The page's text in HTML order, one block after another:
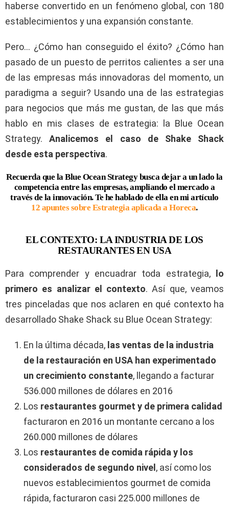
haberse convertido en un fenómeno global, con 180
establecimientos y una expansión constante.
Pero… ¿Cómo han conseguido el éxito? ¿Cómo han
pasado de un puesto de perritos calientes a ser una
de las empresas más innovadoras del momento, un
paradigma a seguir? Usando una de las estrategias
para negocios que más me gustan, de las que más
hablo en mis clases de estrategia: la Blue Ocean
Strategy.Analicemos el caso de Shake Shack
desde esta perspectiva.
Recuerda que la Blue Ocean Strategy busca dejar a un lado la
competencia entre las empresas, ampliando el mercado a
través de la innovación. Te he hablado de ella en mi artículo
12 apuntes sobre Estrategia aplicada a Horeca.
EL CONTEXTO: LA INDUSTRIA DE LOS
RESTAURANTES EN USA
Para comprender y encuadrar toda estrategia,
lo
primero es analizar el contexto. Así que, veamos
tres pinceladas que nos aclaren en qué contexto ha
desarrollado Shake Shack su Blue Ocean Strategy:
En la última década, las ventas de la industria
de la restauración en USA han experimentado
un crecimiento constante, llegando a facturar
536.000 millones de dólares en 2016
Los restaurantes gourmet y de primera calidad
facturaron en 2016 un montante cercano a los
260.000 millones de dólares
Los restaurantes de comida rápida y los
considerados de segundo nivel , así como los
nuevos establecimientos gourmet de comida
rápida, facturaron casi 225.000 millones de